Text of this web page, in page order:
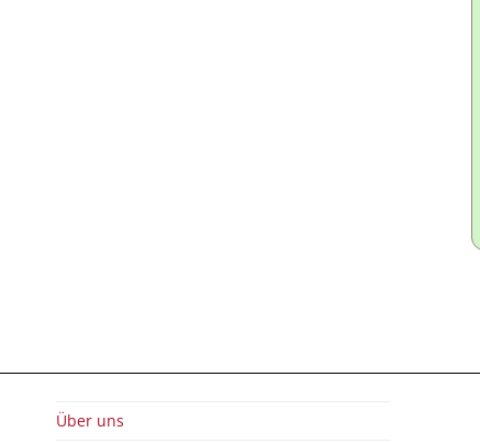
Über uns